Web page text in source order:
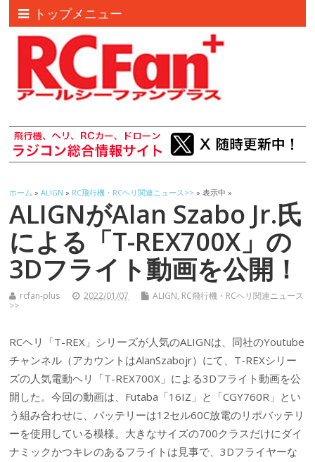
トップメニュー
ホーム »ALIGN » RC飛行機・RCヘリ関連ニュース>> » 表示中 »
ALIGNがAlan Szabo Jr.氏
による「T-REX700X」の
3Dフライト動画を公開！
rcfan-plus 2022/01/07 ALIGN, RC飛行機・RCヘリ関連ニュース
>>
RCヘリ「T-REX」シリーズが人気のALIGNは、同社のYoutube
チャンネル（アカウントはAlanSzabojr）にて、T-REXシリー
ズの人気電動ヘリ「T-REX700X」による3Dフライト動画を公
開した。今回の動画は、Futaba「16IZ」と「CGY760R」とい
う組み合わせに、バッテリーは12セル60C放電のリポバッテリ
ーを使用している模様。大きなサイズの700クラスだけにダイ
ナミックかつキレのあるフライトは見事で、3Dフライヤーな